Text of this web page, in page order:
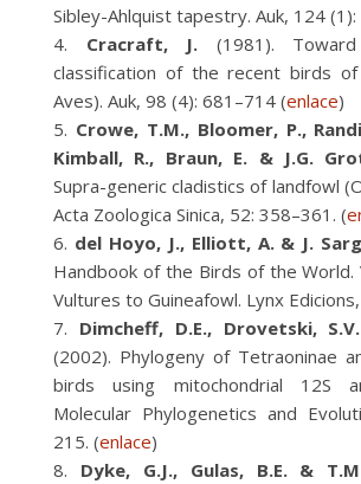
Sibley-Ahlquist tapestry. Auk, 124 (1):
Cracraft, J. (1981).
classification of the recent birds
Aves). Auk, 98 (4): 681–714 (enlace)
Crowe, T.M., Bloomer, P.,
Kimball, R., Braun, E. & J.G.
Supra-generic cladistics of landfowl
Acta Zoologica Sinica, 52: 358–361. (
del Hoyo, J., Elliott, A. & J.
Handbook of the Birds of the World.
Vultures to Guineafowl. Lynx
Dimcheff, D.E., Drovetski,
(2002). Phylogeny of Tetraoninae
birds using mitochondrial 12S
Molecular Phylogenetics and
215. (enlace)
Dyke, G.J., Gulas, B.E. &